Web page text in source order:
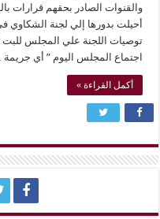
والقنوات الصادر بحقهم قرارات
أحيلت بدورها إلي لجنة الشكاوي
توصيات اللجنة علي المجلس
اجتماع المجلس اليوم ” أي جريمة
أكمل القراءة »